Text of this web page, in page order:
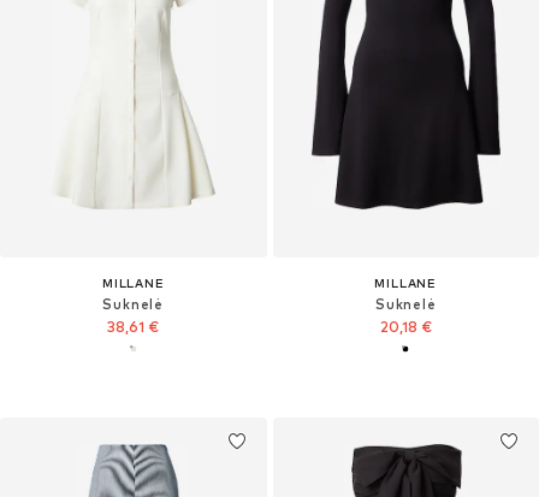
MILLANE
Suknelė
38,61 €
MILLANE
Suknelė
20,18 €